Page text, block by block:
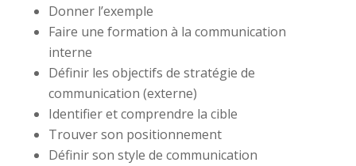
Donner l’exemple
Faire une formation à la communication
interne
Définir les objectifs de stratégie de
communication (externe)
Identifier et comprendre la cible
Trouver son positionnement
Définir son style de communication